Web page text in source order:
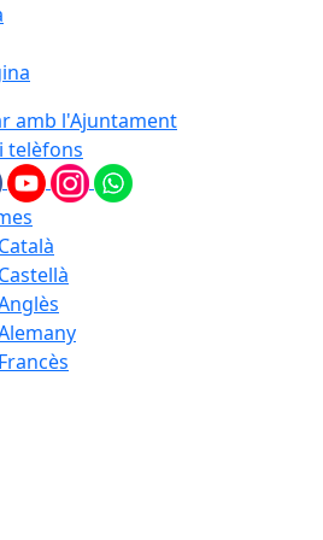
amb l'Ajuntament
telèfons
Català
Castellà
Francès